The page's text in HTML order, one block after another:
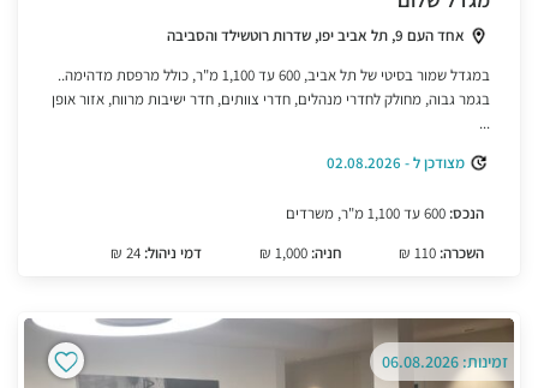
אחד העם 9, תל אביב יפו, שדרות רוטשילד והסביבה
במגדל שמור בסיטי של תל אביב, 600 עד 1,100 מ"ר, כולל מרפסת מדהימה..
בגמר גבוה, מחולק לחדרי מנהלים, חדרי צוותים, חדר ישיבות מרווח, אזור אופן
...
מצודכן ל - 02.08.2026
הנכס:
השכרה:
חניה: דמי ניהול: 24 ₪
זמינות: 06.08.2026